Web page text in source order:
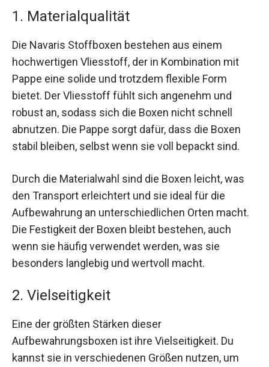
1. Materialqualität
Die Navaris Stoffboxen bestehen aus einem
hochwertigen Vliesstoff, der in Kombination mit
Pappe eine solide und trotzdem flexible Form
bietet. Der Vliesstoff fühlt sich angenehm und
robust an, sodass sich die Boxen nicht schnell
abnutzen. Die Pappe sorgt dafür, dass die Boxen
stabil bleiben, selbst wenn sie voll bepackt sind.
Durch die Materialwahl sind die Boxen leicht, was
den Transport erleichtert und sie ideal für die
Aufbewahrung an unterschiedlichen Orten macht.
Die Festigkeit der Boxen bleibt bestehen, auch
wenn sie häufig verwendet werden, was sie
besonders langlebig und wertvoll macht.
2. Vielseitigkeit
Eine der größten Stärken dieser
Aufbewahrungsboxen ist ihre Vielseitigkeit. Du
kannst sie in verschiedenen Größen nutzen, um